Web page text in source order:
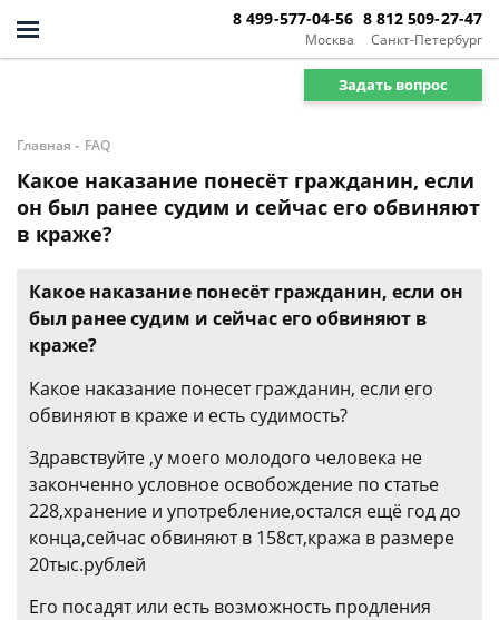
Москва
8 499-577-04-56
Санкт-Петербург
8 812 509-27-47
Задать вопрос
Главная - FAQ
Какое наказание понесёт гражданин, если
он был ранее судим и сейчас его обвиняют
в краже?
Какое наказание понесёт гражданин, если он
был ранее судим и сейчас его обвиняют в
краже?
Какое наказание понесет гражданин, если его
обвиняют в краже и есть судимость?
Здравствуйте ,у моего молодого человека не
законченно условное освобождение по статье
228,хранение и употребление,остался ещё год до
конца,сейчас обвиняют в 158ст,кража в размере
20тыс.рублей
Его посадят или есть возможность продления